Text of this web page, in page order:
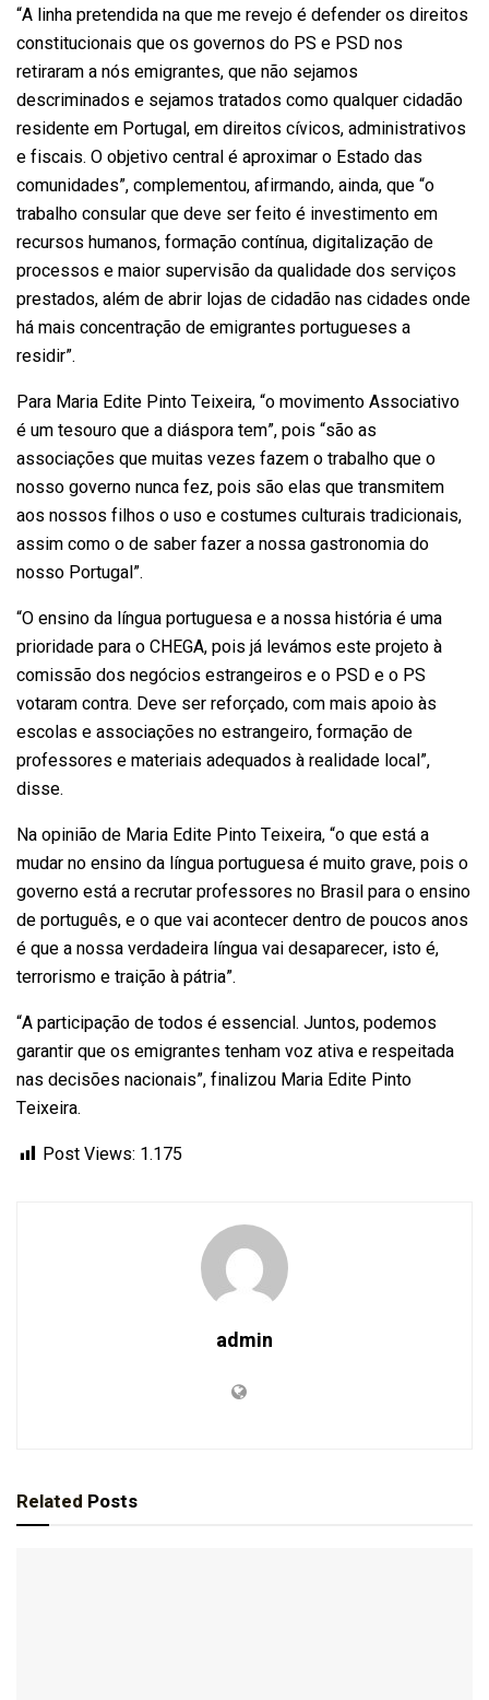
“A linha pretendida na que me revejo é defender os direitos
constitucionais que os governos do PS e PSD nos
retiraram a nós emigrantes, que não sejamos
descriminados e sejamos tratados como qualquer cidadão
residente em Portugal, em direitos cívicos, administrativos
e fiscais. O objetivo central é aproximar o Estado das
comunidades”, complementou, afirmando, ainda, que “o
trabalho consular que deve ser feito é investimento em
recursos humanos, formação contínua, digitalização de
processos e maior supervisão da qualidade dos serviços
prestados, além de abrir lojas de cidadão nas cidades onde
há mais concentração de emigrantes portugueses a
residir”.
Para Maria Edite Pinto Teixeira, “o movimento Associativo
é um tesouro que a diáspora tem”, pois “são as
associações que muitas vezes fazem o trabalho que o
nosso governo nunca fez, pois são elas que transmitem
aos nossos filhos o uso e costumes culturais tradicionais,
assim como o de saber fazer a nossa gastronomia do
nosso Portugal”.
“O ensino da língua portuguesa e a nossa história é uma
prioridade para o CHEGA, pois já levámos este projeto à
comissão dos negócios estrangeiros e o PSD e o PS
votaram contra. Deve ser reforçado, com mais apoio às
escolas e associações no estrangeiro, formação de
professores e materiais adequados à realidade local”,
disse.
Na opinião de Maria Edite Pinto Teixeira, “o que está a
mudar no ensino da língua portuguesa é muito grave, pois o
governo está a recrutar professores no Brasil para o ensino
de português, e o que vai acontecer dentro de poucos anos
é que a nossa verdadeira língua vai desaparecer, isto é,
terrorismo e traição à pátria”.
“A participação de todos é essencial. Juntos, podemos
garantir que os emigrantes tenham voz ativa e respeitada
nas decisões nacionais”, finalizou Maria Edite Pinto
Teixeira.
Post Views: 1.175
admin
Related Posts